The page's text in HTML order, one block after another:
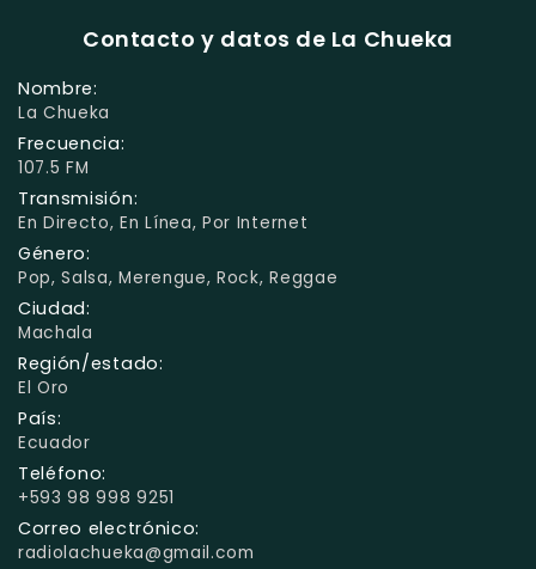
Contacto y datos de La Chueka
Nombre:
La Chueka
Frecuencia:
107.5 FM
Transmisión:
En Directo, En Línea, Por Internet
Género:
Pop, Salsa, Merengue, Rock, Reggae
Ciudad:
Machala
Región/estado:
El Oro
País:
Ecuador
Teléfono:
+593 98 998 9251
Correo electrónico:
radiolachueka@gmail.com